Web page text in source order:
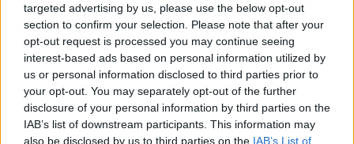
targeted advertising by us, please use the below opt-out
section to confirm your selection. Please note that after your
opt-out request is processed you may continue seeing
interest-based ads based on personal information utilized by
us or personal information disclosed to third parties prior to
your opt-out. You may separately opt-out of the further
disclosure of your personal information by third parties on the
IAB’s list of downstream participants. This information may
also be disclosed by us to third parties on the IAB’s List of
Pazar gólokkal nyert Kisvárdán és állt élre az Újpest
Szélesi Zoltán együttese négy remekbe szabott találattal vitte el